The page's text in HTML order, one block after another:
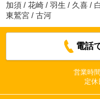
加須 / 花崎 / 羽生 / 久喜 /
東鷲宮 / 古河
電話
営業時間
定休